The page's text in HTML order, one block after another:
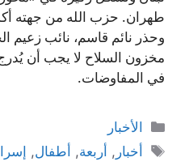
طهران. حزب الله من جهته
وحذر نائم قاسم، نائب زعيم
مخزون السلاح لا يجب أن
في المفاوضات.
التصنيفات
الأخبار
الوسوم
أخبار , أربعة, أطفال,